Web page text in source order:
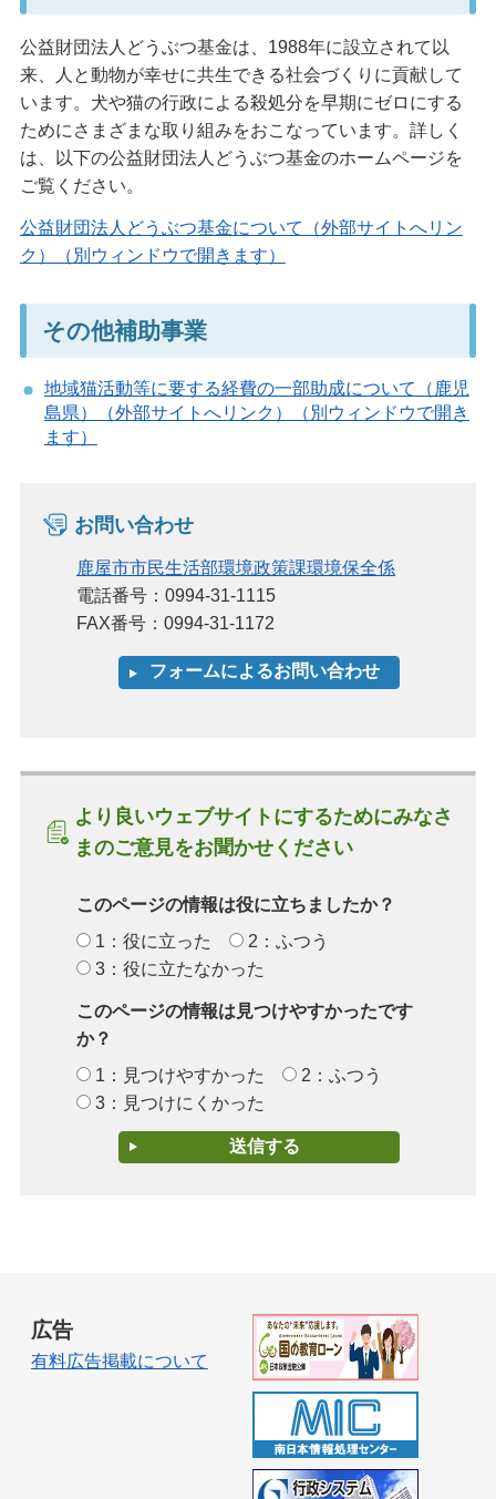
公益財団法人どうぶつ基金は、1988年に設立されて以
来、人と動物が幸せに共生できる社会づくりに貢献して
います。犬や猫の行政による殺処分を早期にゼロにする
ためにさまざまな取り組みをおこなっています。詳しく
は、以下の公益財団法人どうぶつ基金のホームページを
ご覧ください。
公益財団法人どうぶつ基金について（外部サイトへリン
ク）（別ウィンドウで開きます）
その他補助事業
地域猫活動等に要する経費の一部助成について（鹿児
島県）（外部サイトへリンク）（別ウィンドウで開き
ます）
お問い合わせ
鹿屋市市民生活部環境政策課環境保全係
電話番号：0994-31-1115
FAX番号：0994-31-1172
より良いウェブサイトにするためにみなさ
まのご意見をお聞かせください
このページの情報は役に立ちましたか？
1：役に立った
2：ふつう
3：役に立たなかった
このページの情報は見つけやすかったです
か？
1：見つけやすかった
2：ふつう
3：見つけにくかった
広告
有料広告掲載について